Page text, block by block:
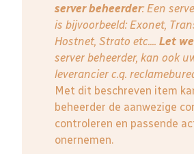
server beheerder: Een
is bijvoorbeeld: Exonet,
Hostnet, Strato etc.... Let
server beheerder, kan ook
leverancier c.q.
Met dit beschreven item
beheerder de aanwezige
controleren en passende
onernemen.